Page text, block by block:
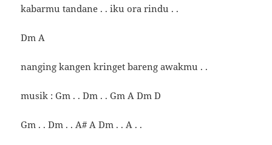
kabarmu tandane . . iku ora rindu . .
Dm A
nanging kangen kringet bareng awakmu . .
musik : Gm . . Dm . . Gm A Dm D
Gm . . Dm . . A# A Dm . . A . .